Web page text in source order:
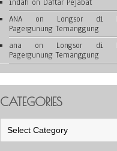
indah on Daftar Pejabat
ANAon Longsor di
Pagergunung Temanggung
ana on Longsor di
Pagergunung Temanggung
CATEGORIES
Categories